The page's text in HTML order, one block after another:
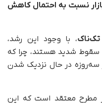
نسبت به احتمال کاهش
تک‌ناک، با وجود این رشد،
سقوط شدید هستند، چرا که
در نمودار سه‌روزه در حال نزدیک شدن
مطرح معتقد است که این